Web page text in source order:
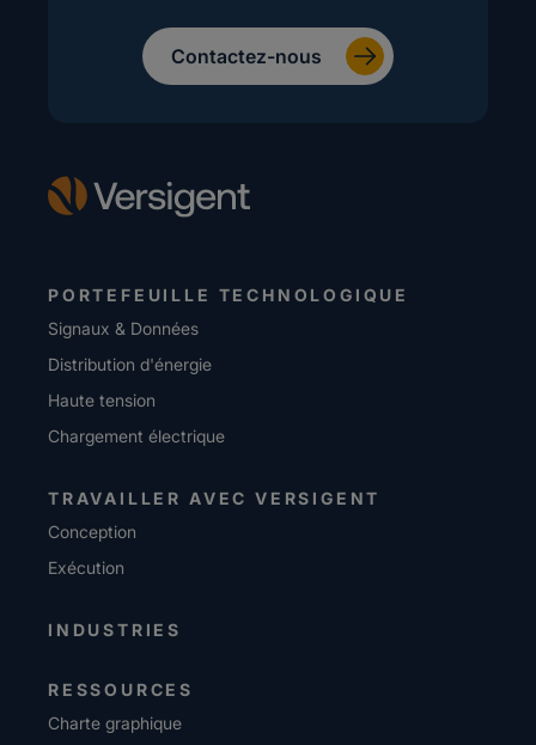
Contactez-nous
PORTEFEUILLE TECHNOLOGIQUE
Signaux & Données
Distribution d'énergie
Haute tension
Chargement électrique
TRAVAILLER AVEC VERSIGENT
Conception
Exécution
INDUSTRIES
RESSOURCES
Charte graphique